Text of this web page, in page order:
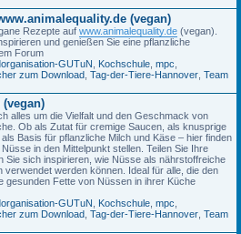
(vegan)
Rezepte auf www.animalequality.de (vegan).
und genießen Sie eine pflanzliche
Forum
GUTuN Kochschule mpc
zum Download Tag-der-Tiere-Hannover Team
(vegan)
alles um die Vielfalt und den Geschmack von
Ob als Zutat für cremige Saucen, als knusprige
Basis für pflanzliche Milch und Käse – hier finden
in den Mittelpunkt stellen. Teilen Sie Ihre
Sie sich inspirieren, wie Nüsse als nährstoffreiche
verwendet werden können. Ideal für alle, die den
gesunden Fette von Nüssen in ihrer Küche
GUTuN Kochschule mpc
zum Download Tag-der-Tiere-Hannover Team